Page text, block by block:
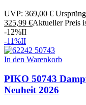
UVP: 369,00€
325,99 €Aktueller Preis
-12%II
-11%II
In den Warenkorb
PIKO 50743
Neuheit 2026